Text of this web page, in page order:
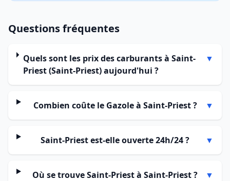
Questions fréquentes
Quels sont les prix des carburants à Saint-
Priest (Saint-Priest) aujourd'hui ?
▼
Combien coûte le Gazole à Saint-Priest ? ▼
Saint-Priest est-elle ouverte 24h/24 ? ▼
Où se trouve Saint-Priest à Saint-Priest ? ▼